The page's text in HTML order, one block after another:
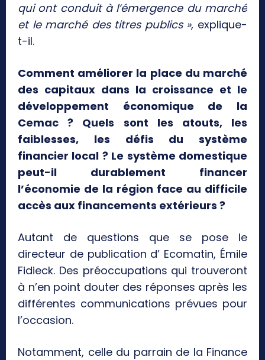
qui ont conduit à l’émergence du marché
et le marché des titres publics », explique-
t-il.
Comment améliorer la place du marché
des capitaux dans la croissance et le
développement économique de la
Cemac ? Quels sont les atouts, les
faiblesses, les défis du système
financier local ? Le système domestique
peut-il durablement financer
l’économie de la région face au difficile
accès aux financements extérieurs ?
Autant de questions que se pose le
directeur de publication d’ Ecomatin, Émile
Fidieck. Des préoccupations qui trouveront
à n’en point douter des réponses après les
différentes communications prévues pour
l’occasion.
Notamment, celle du parrain de la Finance